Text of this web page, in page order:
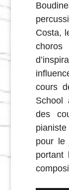
Costa,
cours
School
des
pour le
portant